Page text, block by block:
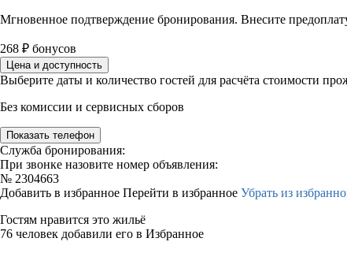
Мгновенное подтверждение бронирования. Внесите
268 ₽ бонусов
Цена и доступность
Выберите даты и количество гостей для расчёта стоимости
Без комиссии и сервисных сборов
Показать телефон
Служба бронирования:
При звонке назовите номер объявления:
№ 2304663
Добавить в избранное Перейти в избранное Убрать из
Гостям нравится это жильё
76 человек добавили его в Избранное